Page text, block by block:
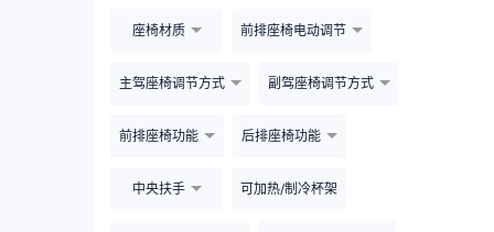
座椅材质 前排座椅电动调节
主驾座椅调节方式 副驾座椅调节方式
前排座椅功能 后排座椅功能
中央扶手 可加热/制冷杯架